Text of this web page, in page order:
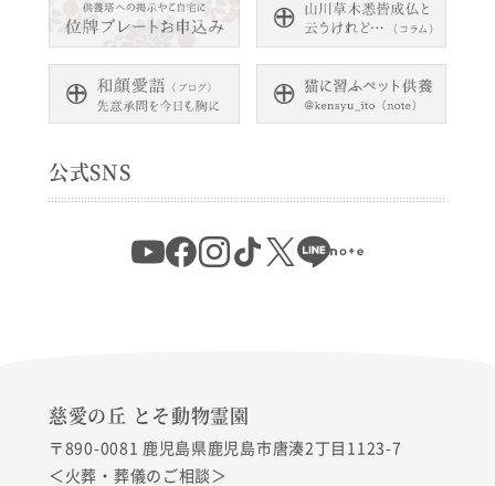
公式SNS
慈愛の丘 とそ動物霊園
〒890-0081 鹿児島県鹿児島市唐湊2丁目1123-7
＜火葬・葬儀のご相談＞